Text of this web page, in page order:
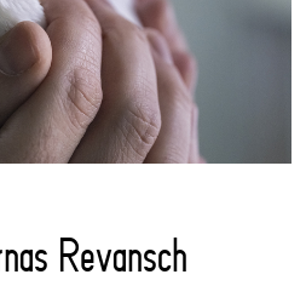
Revansch